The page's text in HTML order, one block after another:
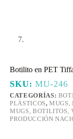
Botilito en PET
SKU:MU-246
CATEGORÍAS:
PLÁSTICOS,MUGS,
MUGS, BOTILITOS,
PRODUCCIÓN